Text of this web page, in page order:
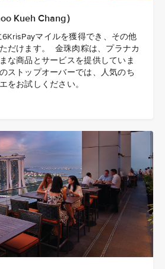
Kueh Chang）
6KrisPayマイルを獲得でき、その他
だけます。 金珠肉粽は、プラナカ
な商品とサービスを提供していま
ストップオーバーでは、人気のち
をお試しください。